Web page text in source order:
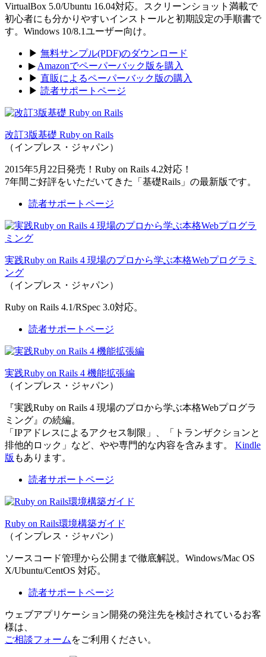
VirtualBox 5.0/Ubuntu 16.04対応。スクリーンショット満載で
初心者にも分かりやすいインストールと初期設定の手順書で
す。Windows 10/8.1ユーザー向け。
▶ 無料サンプル(PDF)のダウンロード
▶ Amazonでペーパーバック版を購入
▶ 直販によるペーパーバック版の購入
▶ 読者サポートページ
改訂3版基礎 Ruby on Rails
（インプレス・ジャパン）
2015年5月22日発売！Ruby on Rails 4.2対応！
7年間ご好評をいただいてきた「基礎Rails」の最新版です。
読者サポートページ
実践Ruby on Rails 4 現場のプロから学ぶ本格Webプログラミ
ング
（インプレス・ジャパン）
Ruby on Rails 4.1/RSpec 3.0対応。
読者サポートページ
実践Ruby on Rails 4 機能拡張編
（インプレス・ジャパン）
『実践Ruby on Rails 4 現場のプロから学ぶ本格Webプログラ
ミング』の続編。
「IPアドレスによるアクセス制限」、「トランザクションと
排他的ロック」など、やや専門的な内容を含みます。 Kindle
版 もあります。
読者サポートページ
Ruby on Rails環境構築ガイド
（インプレス・ジャパン）
ソースコード管理から公開まで徹底解説。Windows/Mac OS
X/Ubuntu/CentOS 対応。
読者サポートページ
ウェブアプリケーション開発の発注先を検討されているお客
様は、
ご相談フォーム をご利用ください。